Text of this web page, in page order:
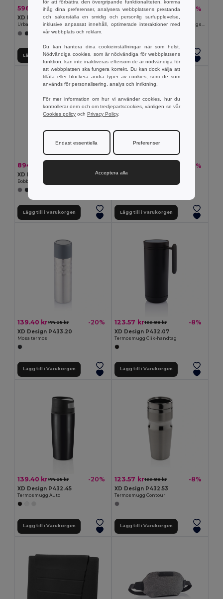
596.17 kr806.97 kr -26%
XD Design P705.50
Urban Lite stöldskyddad ryggsäck
Lägg till i Varukorgen
695.41 kr941.37 kr -26%
XD Design P705.70
Bobby Hero Small, stöldskyddad ryggsäck
Lägg till i Varukorgen
894.41 kr
XD Design P705.71
Bobby Hero XL, stöldskyddad ryggsäck
Lägg till i Varukorgen
-26%
XD Design P705.77
Lägg till i Varukorgen
139.40 kr174.25 kr -20%
XD Design P433.20
Mosa termos
Lägg till i Varukorgen
123.57 kr133.88 kr -8%
XD Design P432.07
Termosmugg Clik-handtag
Lägg till i Varukorgen
139.40 kr174.25 kr -20%
XD Design P432.45
Termosmugg Auto
Lägg till i Varukorgen
123.57 kr133.88 kr -8%
XD Design P432.53
Termosmugg Contour
Lägg till i Varukorgen
för att förbättra den övergripande funktionaliteten, komma
ihåg dina preferenser, analysera webbplatsens prestanda
och säkerställa en smidig och personlig surfupplevelse,
inklusive anpassat innehåll, optimerade interaktioner med
vår webbplats och reklam.
Du kan hantera dina cookieinställningar när som helst.
Nödvändiga cookies, som är nödvändiga för webbplatsens
funktion, kan inte inaktiveras eftersom de är nödvändiga för
att webbplatsen ska fungera korrekt. Du kan dock välja att
tillåta eller blockera andra typer av cookies, som de som
används för personalisering, analys och inriktning.
För mer information om hur vi använder cookies, hur du
kontrollerar dem och om tredjepartscookies, vänligen se vår
Cookies policy och Privacy Policy.
Endast essentiella Preferenser
Acceptera alla